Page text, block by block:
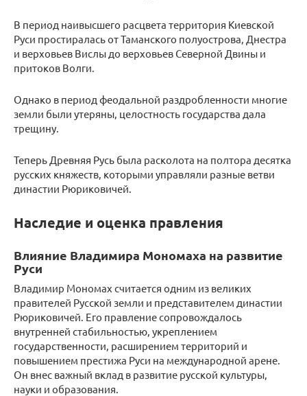
В период наивысшего расцвета территория Киевской
Руси простиралась от Таманского полуострова, Днестра
и верховьев Вислы до верховьев Северной Двины и
притоков Волги.
Однако в период феодальной раздробленности многие
земли были утеряны, целостность государства дала
трещину.
Теперь Древняя Русь была расколота на полтора десятка
русских княжеств, которыми управляли разные ветви
династии Рюриковичей.
Наследие и оценка правления
Влияние Владимира Мономаха на развитие
Руси
Владимир Мономах считается одним из великих
правителей Русской земли и представителем династии
Рюриковичей. Его правление сопровождалось
внутренней стабильностью, укреплением
государственности, расширением территорий и
повышением престижа Руси на международной арене.
Он внес важный вклад в развитие русской культуры,
науки и образования.